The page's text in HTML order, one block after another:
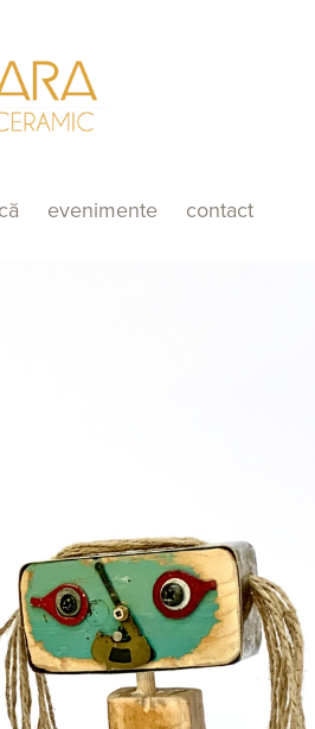
evenimente contact